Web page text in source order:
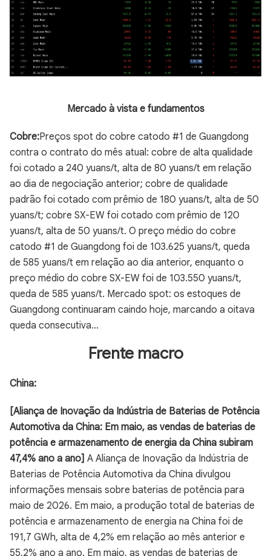
Mercado à vista e fundamentos
Cobre:Preços spot do cobre catodo #1 de Guangdong
contra o contrato do mês atual: cobre de alta qualidade
foi cotado a 240 yuans/t, alta de 80 yuans/t em relação
ao dia de negociação anterior; cobre de qualidade
padrão foi cotado com prêmio de 180 yuans/t, alta de 50
yuans/t; cobre SX-EW foi cotado com prêmio de 120
yuans/t, alta de 50 yuans/t. O preço médio do cobre
catodo #1 de Guangdong foi de 103.625 yuans/t, queda
de 585 yuans/t em relação ao dia anterior, enquanto o
preço médio do cobre SX-EW foi de 103.550 yuans/t,
queda de 585 yuans/t. Mercado spot: os estoques de
Guangdong continuaram caindo hoje, marcando a oitava
queda consecutiva...
Frente macro
China:
[Aliança de Inovação da Indústria de Baterias de Potência
Automotiva da China: Em maio, as vendas de baterias de
potência e armazenamento de energia da China subiram
47,4% ano a ano] A Aliança de Inovação da Indústria de
Baterias de Potência Automotiva da China divulgou
informações mensais sobre baterias de potência para
maio de 2026. Em maio, a produção total de baterias de
potência e armazenamento de energia na China foi de
191,7 GWh, alta de 4,2% em relação ao mês anterior e
55,2% ano a ano. Em maio, as vendas de baterias de